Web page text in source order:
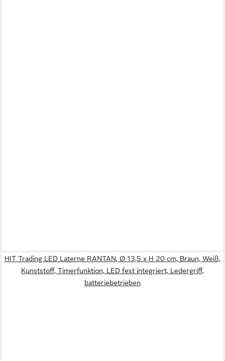
HIT Trading LED Laterne RANTAN, Ø 13,5 x H 20 cm, Braun, Weiß,
Kunststoff, Timerfunktion, LED fest integriert, Ledergriff,
batteriebetrieben